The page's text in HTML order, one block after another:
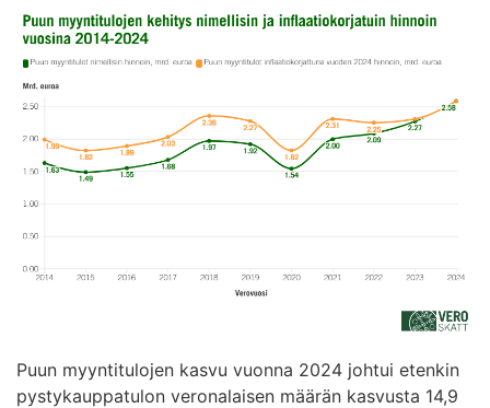
Puun myyntitulojen kasvu vuonna 2024 johtui etenkin
pystykauppatulon veronalaisen määrän kasvusta 14,9